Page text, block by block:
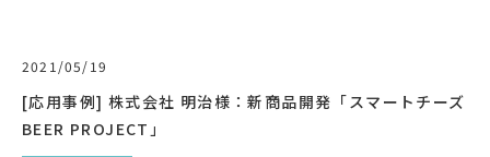
2021/05/19
[応用事例] 株式会社 明治様：新商品開発「スマートチーズ
BEER PROJECT」